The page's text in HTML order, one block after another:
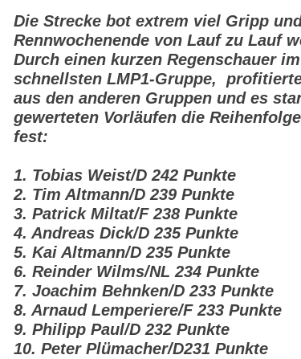
Die Strecke bot extrem viel Gripp
Rennwochenende von Lauf zu Lauf
Durch einen kurzen Regenschauer
schnellsten LMP1-Gruppe,
aus den anderen Gruppen und es
gewerteten Vorläufen die
fest:
1. Tobias Weist/D 242 Punkte
2. Tim Altmann/D 239 Punkte
3. Patrick Miltat/F 238 Punkte
4. Andreas Dick/D 235 Punkte
5. Kai Altmann/D 235 Punkte
6. Reinder Wilms/NL 234 Punkte
7. Joachim Behnken/D 233 Punkte
8. Arnaud Lemperiere/F 233 Punkte
9. Philipp Paul/D 232 Punkte
10. Peter Plümacher/D231 Punkte